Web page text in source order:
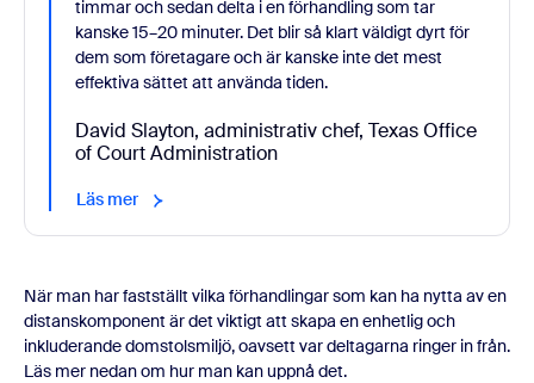
timmar och sedan delta i en förhandling som tar
kanske 15–20 minuter. Det blir så klart väldigt dyrt för
dem som företagare och är kanske inte det mest
effektiva sättet att använda tiden.
David Slayton, administrativ chef, Texas Office
of Court Administration
Läs mer
När man har fastställt vilka förhandlingar som kan ha nytta av en
distanskomponent är det viktigt att skapa en enhetlig och
inkluderande domstolsmiljö, oavsett var deltagarna ringer in från.
Läs mer nedan om hur man kan uppnå det.